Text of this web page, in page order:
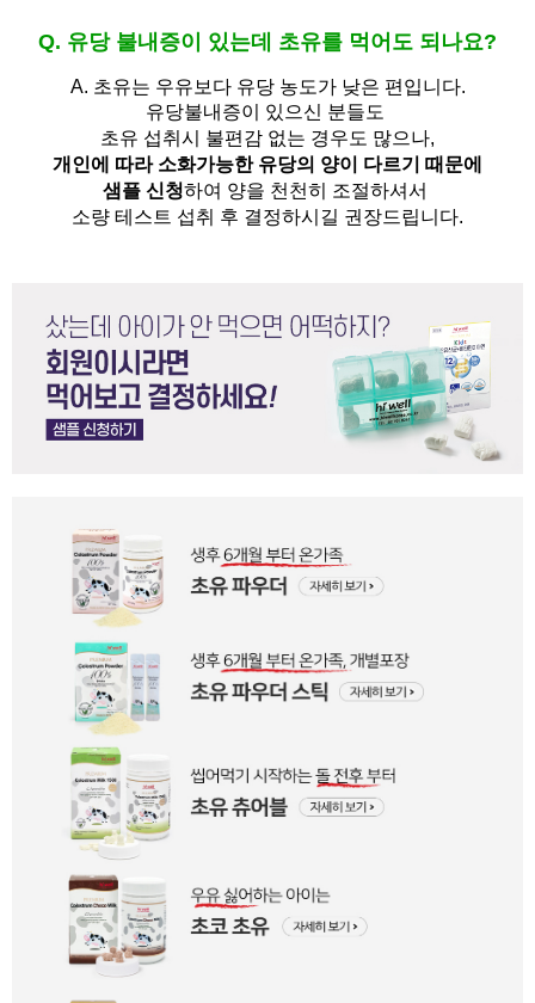
Q. 유당 불내증이 있는데 초유를 먹어도 되나요?
A. 초유는 우유보다 유당 농도가 낮은 편입니다.
유당불내증이 있으신 분들도
초유 섭취시 불편감 없는 경우도 많으나,
개인에 따라 소화가능한 유당의 양이 다르기 때문에
샘플 신청하여 양을 천천히 조절하셔서
소량 테스트 섭취 후 결정하시길 권장드립니다.